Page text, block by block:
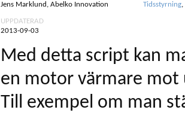
Jens Marklund, Abelko Innovation
Tidsstyrning,
UPPDATERAD
2013-09-03
Med detta script kan
en motor värmare mot
Till exempel om man